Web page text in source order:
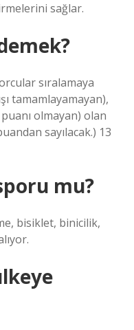
sağlar.
sıralamaya
tamamlayamayan),
olmayan) olan
sayılacak.) 13
mu?
bisiklet, binicilik,